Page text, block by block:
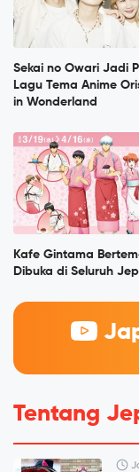
Sekai no Owari Jadi
Lagu Tema Anime
in Wonderland
Kafe Gintama
Dibuka di Seluruh
Tentang